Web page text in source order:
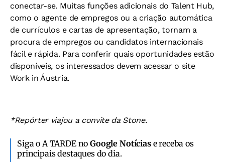
conectar-se. Muitas funções adicionais do Talent Hub,
como o agente de empregos ou a criação automática
de currículos e cartas de apresentação, tornam a
procura de empregos ou candidatos internacionais
fácil e rápida. Para conferir quais oportunidades estão
disponíveis, os interessados devem acessar o site
Work in Áustria.
*Repórter viajou a convite da Stone.
Siga o A TARDE noGoogle Notíciase receba os
principais destaques do dia.